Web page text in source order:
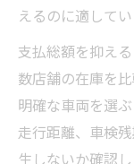
えるのに適してい
支払総額を抑え
数店舗の在庫を
明確な車両を選
走行距離、車検
生しないか確認